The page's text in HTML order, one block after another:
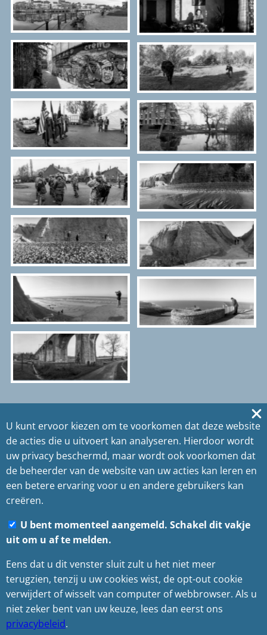
U kunt ervoor kiezen om te voorkomen dat deze website
de acties die u uitvoert kan analyseren. Hierdoor wordt
uw privacy beschermd, maar wordt ook voorkomen dat
de beheerder van de website van uw acties kan leren en
een betere ervaring voor u en andere gebruikers kan
creëren.
U bent momenteel aangemeld. Schakel dit vakje
uit om u af te melden.
Eens dat u dit venster sluit zult u het niet meer
terugzien, tenzij u uw cookies wist, de opt-out cookie
verwijdert of wisselt van computer of webbrowser. Als u
niet zeker bent van uw keuze, lees dan eerst ons
privacybeleid.
Plaats, tijd, compositie en één klik met mijn
rechteroog.
E-mail
EyeEm
YouTube
Copyright©2025
Photography Fontyn